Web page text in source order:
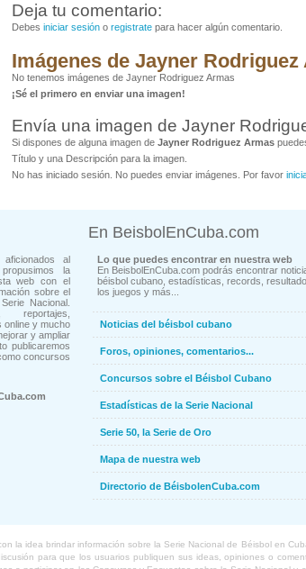
Deja tu comentario:
Debes iniciar sesión o registrate para hacer algún comentario.
Imágenes de Jayner Rodriguez
No tenemos imágenes de Jayner Rodriguez Armas
¡Sé el primero en enviar una imagen!
Envía una imagen de Jayner
Si dispones de alguna imagen de Jayner Rodriguez Armas
Título y una Descripción para la imagen.
No has iniciado sesión. No puedes enviar imágenes. Por favor
al
la
web con el
sobre el
Nacional.
reportajes,
online y mucho
y ampliar
publicaremos
concursos
En BeisbolEnCuba.com
Lo que puedes encontrar en nuestra web
En BeisbolEnCuba.com podrás encontrar
béisbol cubano, estadísticas, records,
los juegos y más...
Noticias del béisbol cubano
Foros, opiniones, comentarios...
Concursos sobre el Béisbol Cubano
Estadísticas de la Serie Nacional
Serie 50, la Serie de Oro
Mapa de nuestra web
Directorio de BéisbolenCuba.com
la idea brindar información sobre la Serie Nacional de Béisbol en
para que los usuarios publiquen sus ideas, opiniones o